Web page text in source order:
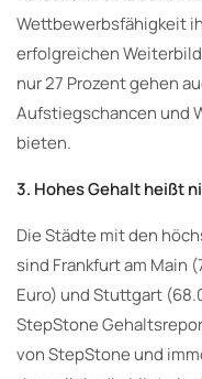
Wettbewerbsfähigkeit
erfolgreichen
nur 27 Prozent gehen
Aufstiegschancen und
bieten.
3. Hohes Gehalt heißt
Die Städte mit den
sind Frankfurt am Main
Euro) und Stuttgart
StepStone
von StepStone und